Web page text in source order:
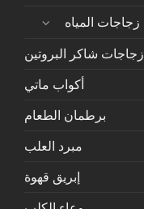
زجاجات المياه
زجاجات شاكر البروتين
أكواب ماتي
برطمان الطعام
مبرد العلب
إبريق قهوة